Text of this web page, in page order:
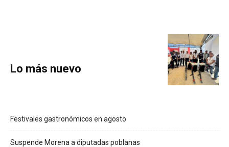
Lo más nuevo
Festivales gastronómicos en agosto
Suspende Morena a diputadas poblanas